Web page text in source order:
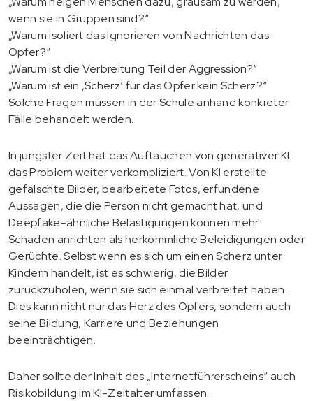
wenn sie in Gruppen sind?“
„Warum isoliert das Ignorieren von Nachrichten das
Opfer?“
„Warum ist die Verbreitung Teil der Aggression?“
„Warum ist ein ‚Scherz‘ für das Opfer kein Scherz?“
Solche Fragen müssen in der Schule anhand konkreter
Fälle behandelt werden.
In jüngster Zeit hat das Auftauchen von generativer KI
das Problem weiter verkompliziert. Von KI erstellte
gefälschte Bilder, bearbeitete Fotos, erfundene
Aussagen, die die Person nicht gemacht hat, und
Deepfake-ähnliche Belästigungen können mehr
Schaden anrichten als herkömmliche Beleidigungen oder
Gerüchte. Selbst wenn es sich um einen Scherz unter
Kindern handelt, ist es schwierig, die Bilder
zurückzuholen, wenn sie sich einmal verbreitet haben.
Dies kann nicht nur das Herz des Opfers, sondern auch
seine Bildung, Karriere und Beziehungen
beeinträchtigen.
Daher sollte der Inhalt des „Internetführerscheins“ auch
Risikobildung im KI-Zeitalter umfassen.